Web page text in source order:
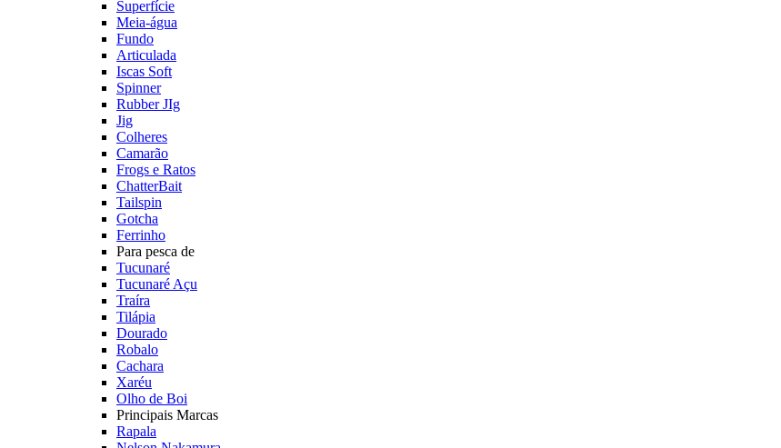
Superfície
Meia-água
Fundo
Articulada
Iscas Soft
Spinner
Rubber JIg
Jig
Colheres
Camarão
Frogs e Ratos
ChatterBait
Tailspin
Gotcha
Ferrinho
Para pesca de
Tucunaré
Tucunaré Açu
Traíra
Tilápia
Dourado
Robalo
Cachara
Xaréu
Olho de Boi
Principais Marcas
Rapala